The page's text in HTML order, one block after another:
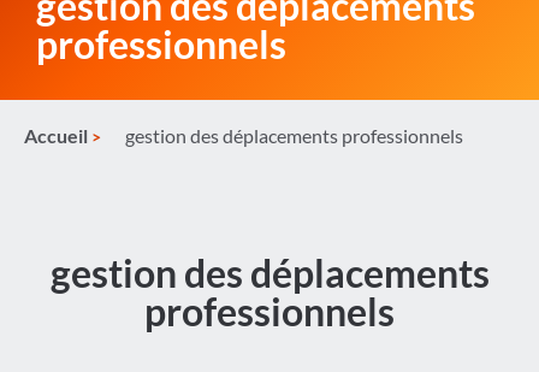
professionnels
Accueil gestion des déplacements professionnels
gestion des déplacements
professionnels